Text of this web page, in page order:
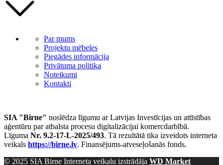
Par mums
Projektu mēbeles
Piegādes informācija
Privātuma politika
Noteikumi
Kontakti
SIA "Birne" noslēdza līgumu ar Latvijas Investīcijas un attīstības
aģentūru par atbalsta procesu digitalizācijai komercdarbībā.
Līguma Nr. 9.2-17-L-2025/493. Tā rezultātā tika izveidots interneta
veikals https://birne.lv. Finansējums-atveseļošanās fonds.
© 2025 SIA Birne Interneta veikalu izstrādāja WD Market